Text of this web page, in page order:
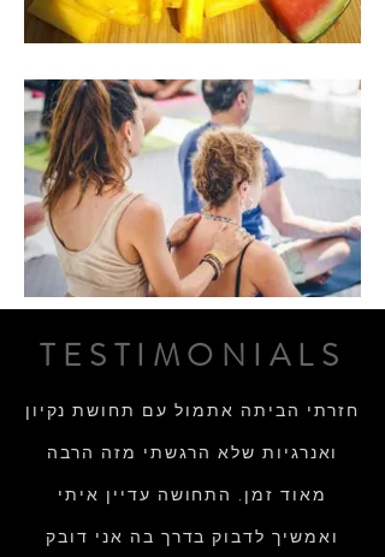
TESTIMONIALS
חזרתי הביתה אתמול עם תחושת נקיון
ואנרגיות שלא הרגשתי מזה הרבה
מאוד זמן. התחושה עדיין איתי
ואמשיך לדבוק בדרך בה אני דובק